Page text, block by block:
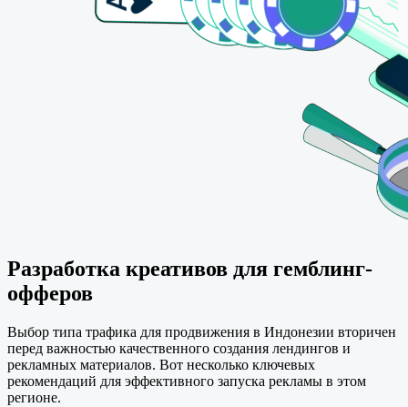
Разработка креативов для гемблинг-
офферов
Выбор типа трафика для продвижения в Индонезии вторичен
перед важностью качественного создания лендингов и
рекламных материалов. Вот несколько ключевых
рекомендаций для эффективного запуска рекламы в этом
регионе.